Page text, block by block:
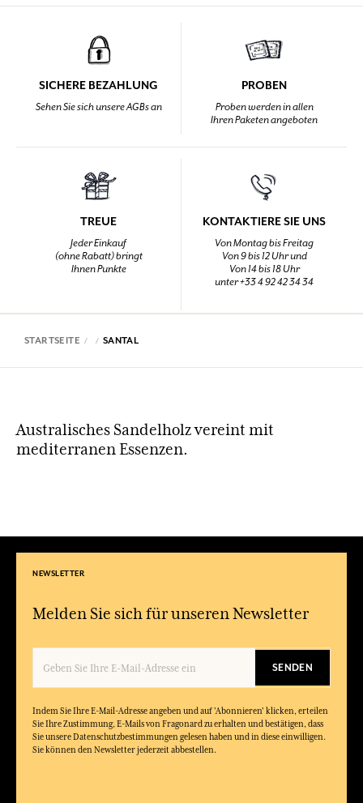
SICHERE BEZAHLUNG
Sehen Sie sich unsere AGBs an
PROBEN
Proben werden in allen
Ihren Paketen angeboten
TREUE
Jeder Einkauf
(ohne Rabatt) bringt
Ihnen Punkte
KONTAKTIERE SIE UNS
Von Montag bis Freitag
Von 9 bis 12 Uhr und
Von 14 bis 18 Uhr
unter +33 4 92 42 34 34
STARTSEITE SANTAL
Australisches Sandelholz vereint mit
mediterranen Essenzen.
NEWSLETTER
Melden Sie sich für unseren Newsletter
SENDEN
Indem Sie Ihre E-Mail-Adresse angeben und auf 'Abonnieren' klicken, erteilen
Sie Ihre Zustimmung, E-Mails von Fragonard zu erhalten und bestätigen, dass
Sie unsere Datenschutzbestimmungen gelesen haben und in diese einwilligen.
Sie können den Newsletter jederzeit abbestellen.